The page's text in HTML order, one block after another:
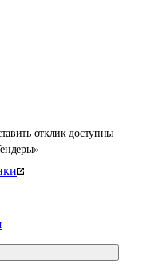
отклик доступны